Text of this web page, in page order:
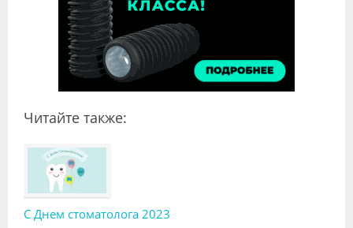
Читайте также:
С Днем стоматолога 2023